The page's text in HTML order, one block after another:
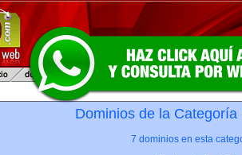
Dominios de la
7 dominios en esta